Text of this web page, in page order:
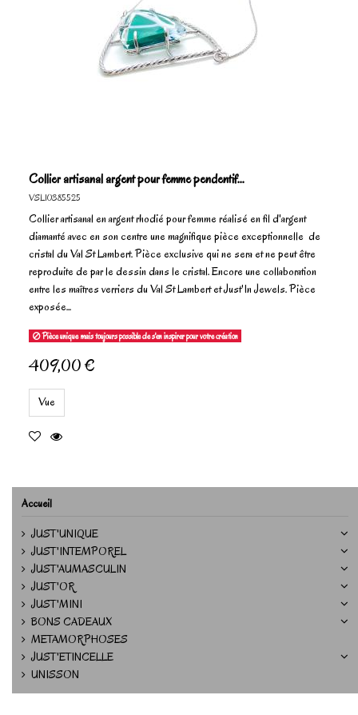
Collier artisanal argent pour femme pendentif...
VSL10385525
Collier artisanal en argent rhodié pour femme réalisé en fil d'argent
diamanté avec en son centre une magnifique pièce exceptionnelle de
cristal du Val St Lambert. Pièce exclusive qui ne sera et ne peut être
reproduite de par le dessin dans le cristal. Encore une collaboration
entre les maîtres verriers du Val St Lambert et Just'In Jewels. Pièce
exposée...
Pièce unique mais toujours possible de s'en inspirer pour votre création
409,00 €
Vue
Accueil
JUST'UNIQUE
JUST'INTEMPOREL
JUST'AUMASCULIN
JUST'OR
JUST'MINI
BONS CADEAUX
METAMORPHOSES
JUST'ETINCELLE
UNISSON